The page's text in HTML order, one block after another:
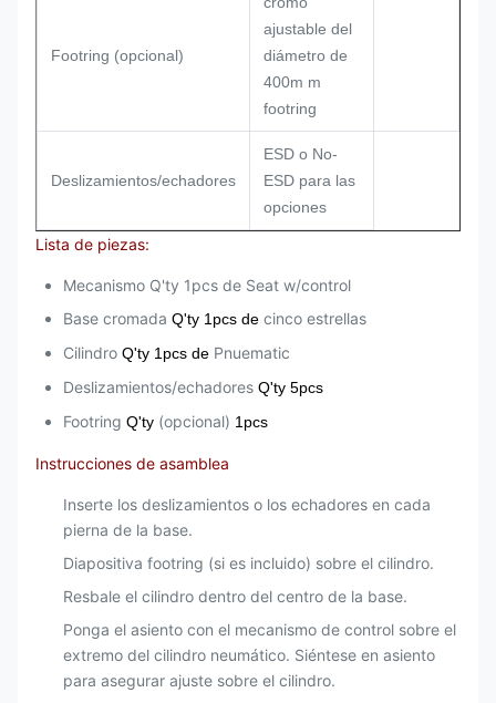
Footring (opcional)
ajustable del
diámetro de
400m m
footring
Deslizamientos/echadores
ESD o No-
ESD para las
opciones
Lista de piezas:
Mecanismo Q'ty 1pcs de Seat w/control
Base cromada Q'ty 1pcs de cinco estrellas
Cilindro Q'ty 1pcs de Pnuematic
Deslizamientos/echadores Q'ty 5pcs
Footring Q'ty (opcional) 1pcs
Instrucciones de asamblea
Inserte los deslizamientos o los echadores en cada
pierna de la base.
Diapositiva footring (si es incluido) sobre el cilindro.
Resbale el cilindro dentro del centro de la base.
Ponga el asiento con el mecanismo de control sobre el
extremo del cilindro neumático. Siéntese en asiento
para asegurar ajuste sobre el cilindro.